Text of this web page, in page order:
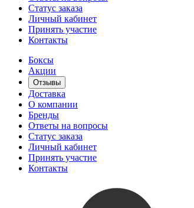
Статус заказа
Личный кабинет
Принять участие
Контакты
Боксы
Акции
Отзывы
Доставка
О компании
Бренды
Ответы на вопросы
Статус заказа
Личный кабинет
Принять участие
Контакты